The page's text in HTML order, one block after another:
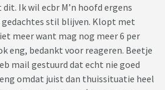
dit. Ik wil ecbr M’n hoofd ergens
gedachtes stil blijven. Klopt met
meer want mag nog meer 6 per
eng, bedankt voor reageren. Beetje
mail gestuurd dat echt nie goed
omdat juist dan thuissituatie heel